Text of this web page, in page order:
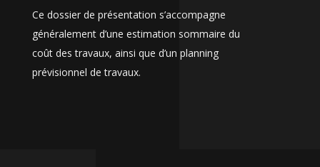
Ce dossier de présentation s’accompagne
généralement d’une estimation sommaire du
coût des travaux, ainsi que d’un planning
prévisionnel de travaux.